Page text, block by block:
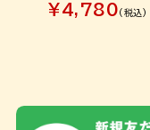
¥4,780 (税込)